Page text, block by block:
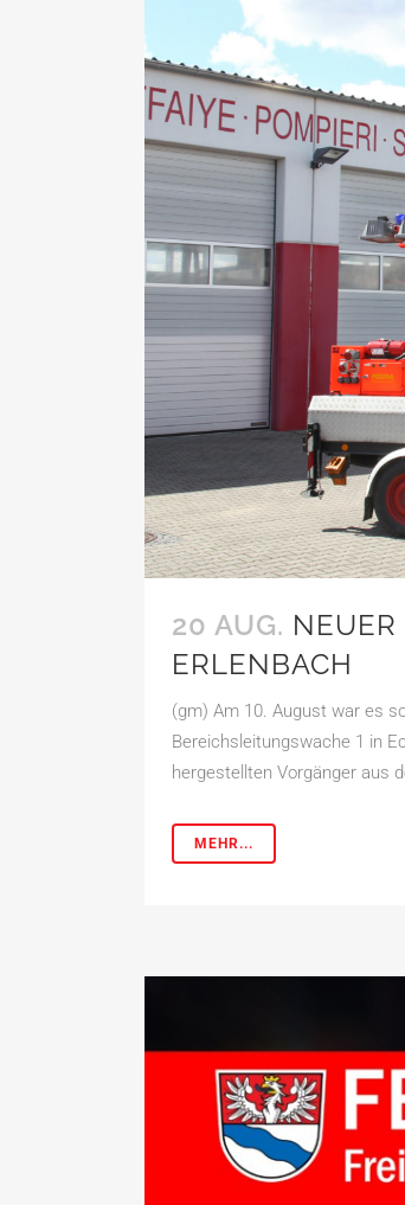
20 AUG.
ERLENBACH
(gm) Am 10. August war es
Bereichsleitungswache 1 in
hergestellten Vorgänger aus
MEHR...